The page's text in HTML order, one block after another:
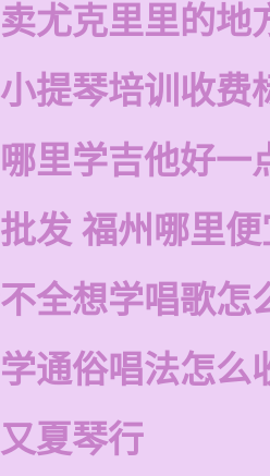
尤克里里的地
提琴培训收费
里学吉他好一
发 福州哪里
全想学唱歌怎
通俗唱法怎么
夏琴行